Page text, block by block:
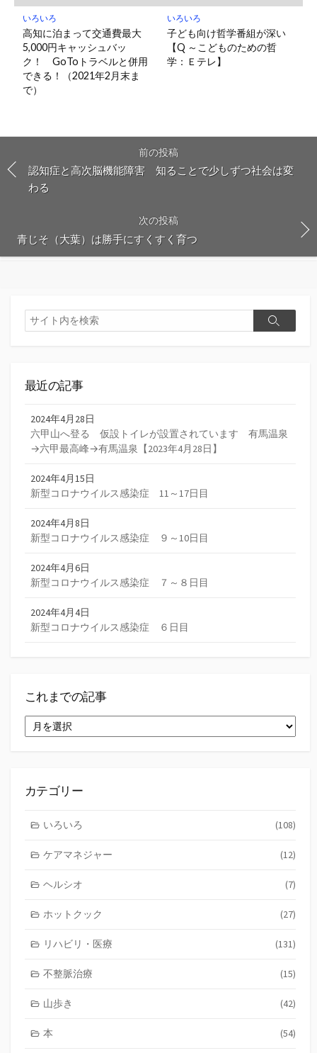
いろいろ
高知に泊まって交通費最大
5,000円キャッシュバッ
ク！ GoToトラベルと併用
できる！（2021年2月末ま
で）
いろいろ
子ども向け哲学番組が深い
【Q ～こどものための哲
学：Ｅテレ】
前の投稿
認知症と高次脳機能障害 知ることで少しずつ社会は変
わる
次の投稿
青じそ（大葉）は勝手にすくすく育つ
検
索
検
最近の記事
2024年4月28日
六甲山へ登る 仮設トイレが設置されています 有馬温泉
→六甲最高峰→有馬温泉【2023年4月28日】
2024年4月15日
新型コロナウイルス感染症 11～17日目
2024年4月8日
新型コロナウイルス感染症 ９～10日目
2024年4月6日
新型コロナウイルス感染症 ７～８日目
2024年4月4日
新型コロナウイルス感染症 ６日目
これまでの記事
れ
記
カテゴリー
いろいろ (108)
ケアマネジャー (12)
ヘルシオ (7)
ホットクック (27)
リハビリ・医療 (131)
不整脈治療 (15)
山歩き (42)
本 (54)